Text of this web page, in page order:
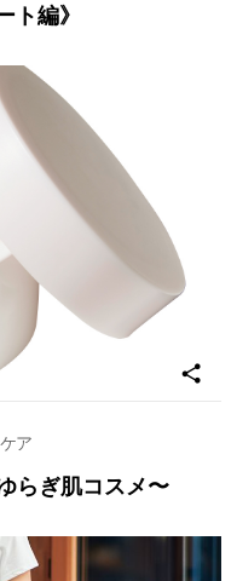
ト編》
ア
らぎ肌コスメ〜